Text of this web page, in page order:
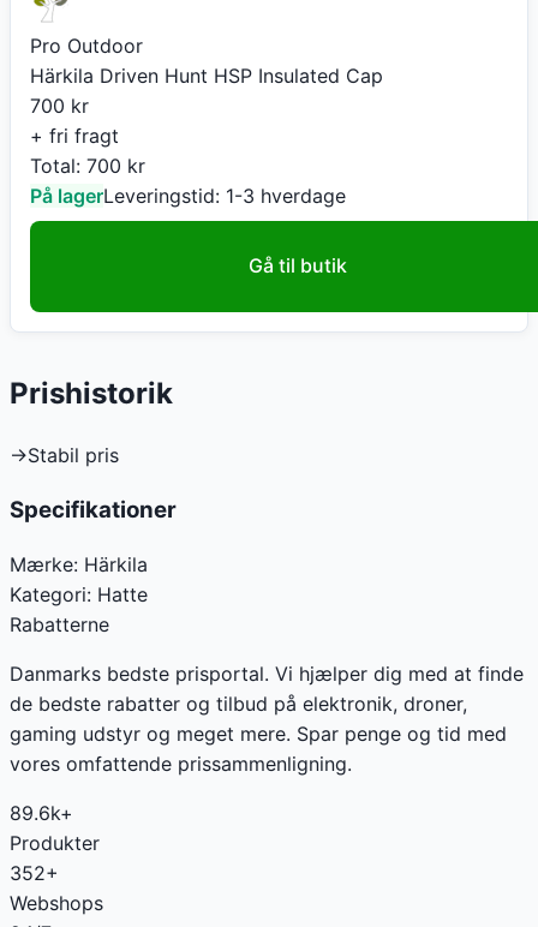
Pro Outdoor
Härkila Driven Hunt HSP Insulated Cap
700 kr
+ fri fragt
Total: 700 kr
På lagerLeveringstid: 1-3 hverdage
Gå til butik
Prishistorik
→Stabil pris
Specifikationer
Mærke: Härkila
Kategori: Hatte
Rabatterne
Danmarks bedste prisportal. Vi hjælper dig med at finde
de bedste rabatter og tilbud på elektronik, droner,
gaming udstyr og meget mere. Spar penge og tid med
vores omfattende prissammenligning.
89.6k+
Produkter
352+
Webshops